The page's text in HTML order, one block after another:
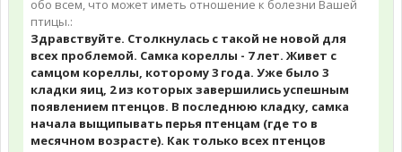
обо всем, что может иметь отношение к болезни Вашей
птицы.:
Здравствуйте. Столкнулась с такой не новой для
всех проблемой. Самка кореллы - 7 лет. Живет с
самцом кореллы, которому 3 года. Уже было 3
кладки яиц, 2 из которых завершились успешным
появлением птенцов. В последнюю кладку, самка
начала выщипывать перья птенцам (где то в
месячном возрасте). Как только всех птенцов